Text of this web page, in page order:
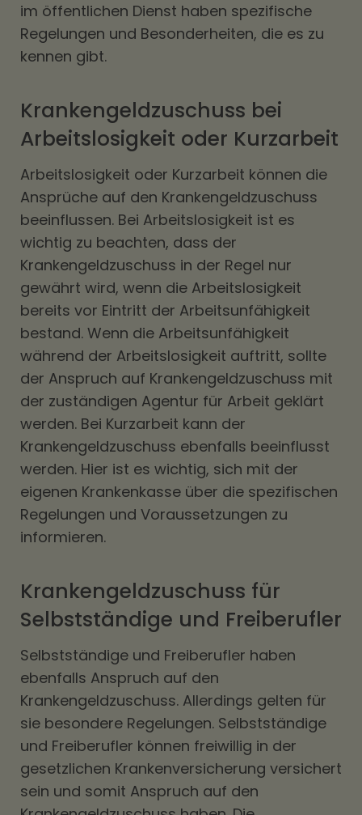
im öffentlichen Dienst haben spezifische
Regelungen und Besonderheiten, die es zu
kennen gibt.
Krankengeldzuschuss bei
Arbeitslosigkeit oder Kurzarbeit
Arbeitslosigkeit oder Kurzarbeit können die
Ansprüche auf den Krankengeldzuschuss
beeinflussen. Bei Arbeitslosigkeit ist es
wichtig zu beachten, dass der
Krankengeldzuschuss in der Regel nur
gewährt wird, wenn die Arbeitslosigkeit
bereits vor Eintritt der Arbeitsunfähigkeit
bestand. Wenn die Arbeitsunfähigkeit
während der Arbeitslosigkeit auftritt, sollte
der Anspruch auf Krankengeldzuschuss mit
der zuständigen Agentur für Arbeit geklärt
werden. Bei Kurzarbeit kann der
Krankengeldzuschuss ebenfalls beeinflusst
werden. Hier ist es wichtig, sich mit der
eigenen Krankenkasse über die spezifischen
Regelungen und Voraussetzungen zu
informieren.
Krankengeldzuschuss für
Selbstständige und Freiberufler
Selbstständige und Freiberufler haben
ebenfalls Anspruch auf den
Krankengeldzuschuss. Allerdings gelten für
sie besondere Regelungen. Selbstständige
und Freiberufler können freiwillig in der
gesetzlichen Krankenversicherung versichert
sein und somit Anspruch auf den